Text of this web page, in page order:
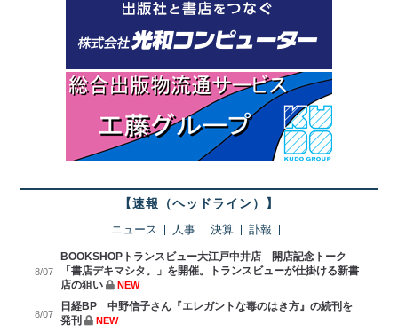
【速報（ヘッドライン）】
ニュース 人事 決算 訃報
8/07
BOOKSHOPトランスビュー大江戸中井店 開店記念トーク
「書店デキマシタ。」を開催。トランスビューが仕掛ける新書
店の狙い
NEW
8/07
日経BP 中野信子さん『エレガントな毒のはき方』の続刊を
発刊
NEW